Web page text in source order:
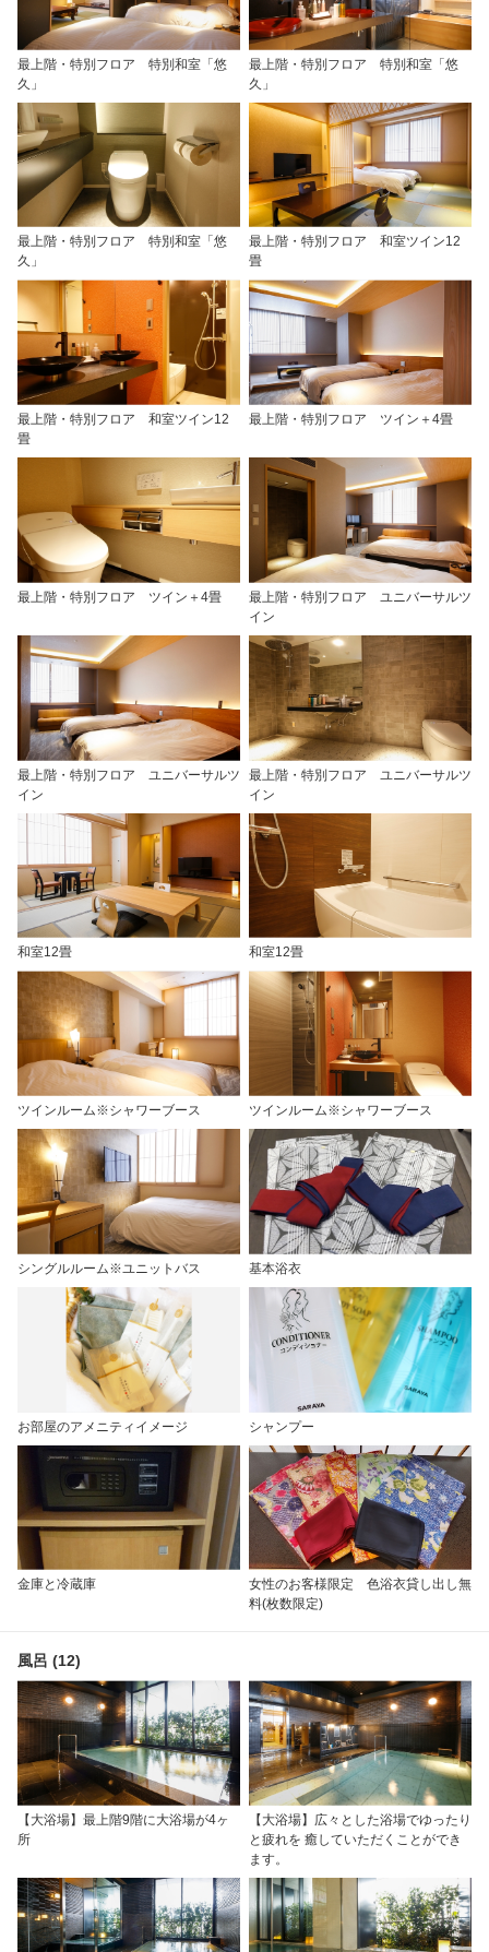
最上階・特別フロア 特別和室「悠
久」
最上階・特別フロア 特別和室「悠
久」
最上階・特別フロア 特別和室「悠
久」
最上階・特別フロア 和室ツイン12
畳
最上階・特別フロア 和室ツイン12
畳
最上階・特別フロア ツイン＋4畳
最上階・特別フロア ツイン＋4畳
最上階・特別フロア ユニバーサルツ
イン
最上階・特別フロア ユニバーサルツ
イン
最上階・特別フロア ユニバーサルツ
イン
和室12畳 和室12畳
ツインルーム※シャワーブース ツインルーム※シャワーブース
シングルルーム※ユニットバス 基本浴衣
お部屋のアメニティイメージ シャンプー
金庫と冷蔵庫
女性のお客様限定 色浴衣貸し出し無
料(枚数限定)
風呂 (12)
【大浴場】最上階9階に大浴場が4ヶ
所
【大浴場】広々とした浴場でゆったり
と疲れを 癒していただくことができ
ます。